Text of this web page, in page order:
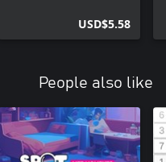
USD$5.58
People also like